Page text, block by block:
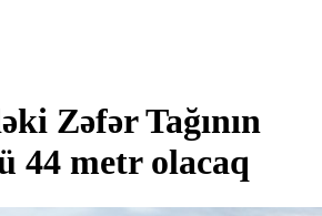
Zəfər Tağının
44 metr olacaq